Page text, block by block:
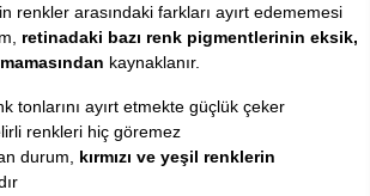
renkler arasındaki farkları ayırt edememesi
retinadaki bazı renk pigmentlerinin eksik,
kaynaklanır.
tonlarını ayırt etmekte güçlük çeker
renkleri hiç göremez
durum, kırmızı ve yeşil renklerin